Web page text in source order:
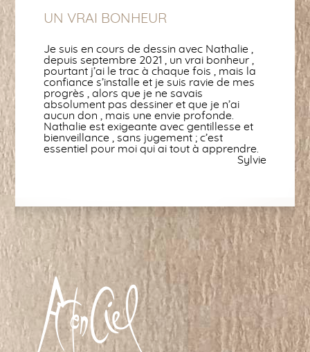
UN VRAI BONHEUR
Je suis en cours de dessin avec Nathalie ,
depuis septembre 2021 , un vrai bonheur ,
pourtant j’ai le trac à chaque fois , mais la
confiance s’installe et je suis ravie de mes
progrès , alors que je ne savais
absolument pas dessiner et que je n’ai
aucun don , mais une envie profonde.
Nathalie est exigeante avec gentillesse et
bienveillance , sans jugement ; c’est
essentiel pour moi qui ai tout à apprendre.
Sylvie